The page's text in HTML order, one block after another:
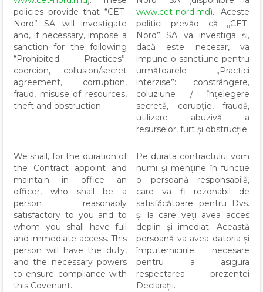
policies provide that “CET-
Nord” SA will investigate
and, if necessary, impose a
sanction for the following
“Prohibited Practices”:
coercion, collusion/secret
agreement, corruption,
fraud, misuse of resources,
theft and obstruction.
www.cet-nord.md). Aceste
politici prevăd că ,,CET-
Nord” SA va investiga și,
dacă este necesar, va
impune o sancțiune pentru
următoarele „Practici
interzise”: constrângere,
coluziune / înțelegere
secretă, corupție, fraudă,
utilizare abuzivă a
resurselor, furt și obstrucție.
We shall, for the duration of
the Contract appoint and
maintain in office an
officer, who shall be a
person reasonably
satisfactory to you and to
whom you shall have full
and immediate access. This
person will have the duty,
and the necessary powers
to ensure compliance with
this Covenant.
Pe durata contractului vom
numi și menține în funcție
o persoană responsabilă,
care va fi rezonabil de
satisfăcătoare pentru Dvs.
și la care veți avea acces
deplin și imediat. Această
persoană va avea datoria și
împuternicirile necesare
pentru a asigura
respectarea prezentei
Declarații.